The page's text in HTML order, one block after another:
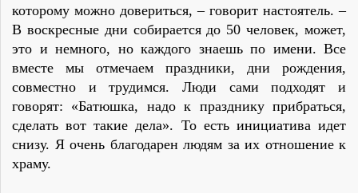
которому можно довериться, – говорит настоятель. –
В воскресные дни собирается до 50 человек, может,
это и немного, но каждого знаешь по имени. Все
вместе мы отмечаем праздники, дни рождения,
совместно и трудимся. Люди сами подходят и
говорят: «Батюшка, надо к празднику прибраться,
сделать вот такие дела». То есть инициатива идет
снизу. Я очень благодарен людям за их отношение к
храму.